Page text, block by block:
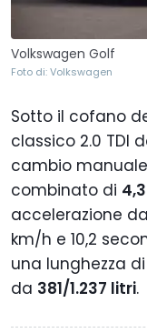
Volkswagen Golf
Foto di: Volkswagen
Sotto il cofano
classico 2.0 TDI
cambio
combinato di
accelerazione
km/h e 10,2
una lunghezza
da 381/1.237 litri.